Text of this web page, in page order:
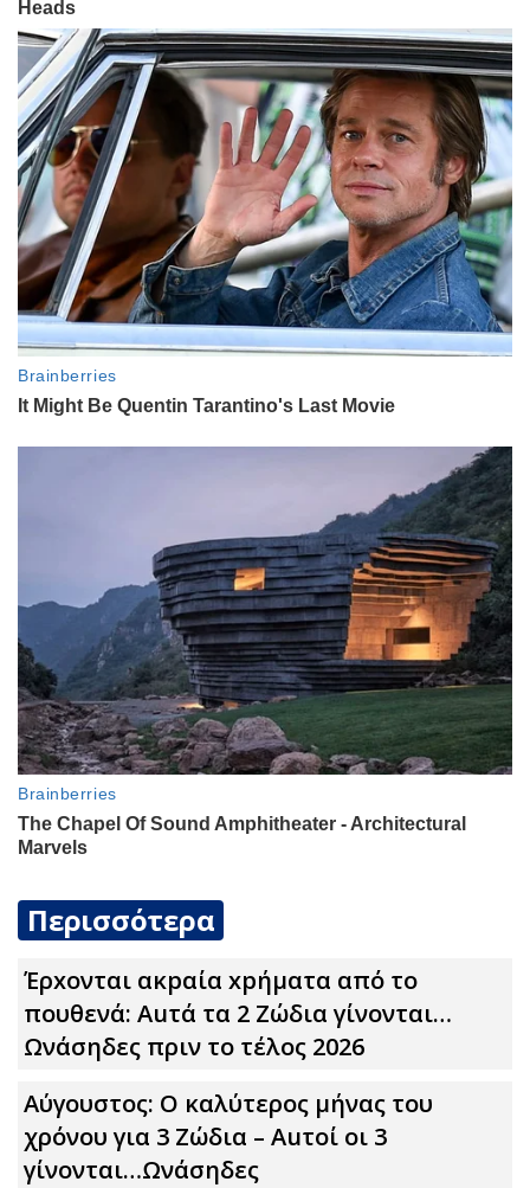
Περισσότερα
Έρxoνται ακpαία xpήματα από το
πουθενά: Αuτά τα 2 Zώδια γίνονται…
Ωνάσηδες πριν το τέλος 2026
Αύγουστος: Ο καλύτερος μήνας του
χρόνου για 3 Zώδια – Αuτοί οι 3
γίνονται…Ωνάσηδες